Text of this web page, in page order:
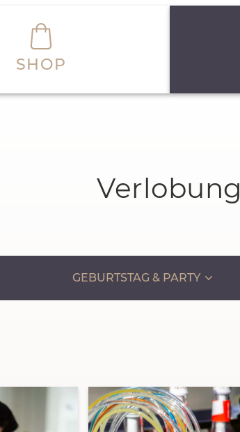
SHOP
Verlobung
GEBURTSTAG & PARTY